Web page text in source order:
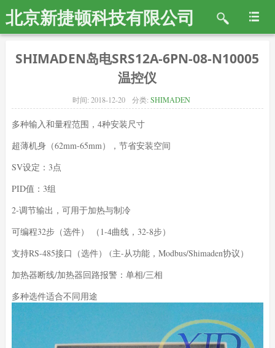
北京新捷顿科技有限公司
SHIMADEN岛电SRS12A-6PN-08-N10005
温控仪
时间:2018-12-20 分类:SHIMADEN
多种输入和量程范围，4种安装尺寸
超薄机身（62mm-65mm），节省安装空间
SV设定：3点
PID值：3组
2-调节输出，可用于加热与制冷
可编程32步（选件） （1-4曲线，32-8步）
支持RS-485接口（选件） (主-从功能，Modbus/Shimaden协议）
加热器断线/加热器回路报警：单相/三相
多种选件适合不同用途